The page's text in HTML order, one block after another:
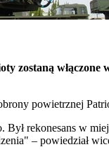
zostaną
powietrznej
Był rekonesans w
– powiedział